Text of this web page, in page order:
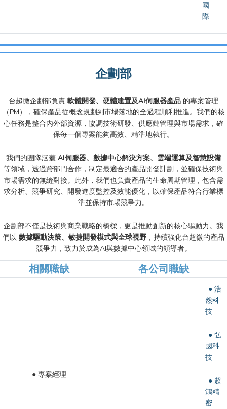
國
際
企劃部
台超微企劃部負責 軟體開發、硬體建置及AI伺服器產品 的專案管理
（PM），確保產品從概念規劃到市場落地的全過程順利推進。我們的核
心任務是整合內外部資源，協調技術研發、供應鏈管理與市場需求，確
保每一個專案能夠高效、精準地執行。
我們的團隊涵蓋 AI伺服器、數據中心解決方案、雲端運算及智慧設備
等領域，透過跨部門合作，制定最適合的產品開發計劃，並確保技術與
市場需求的無縫對接。此外，我們也負責產品的生命周期管理，包含需
求分析、競爭研究、開發進度監控及效能優化，以確保產品符合行業標
準並保持市場競爭力。
企劃部不僅是技術與商業戰略的橋樑，更是推動創新的核心驅動力。我
們以數據驅動決策、敏捷開發模式與全球視野 ，持續強化台超微的產品
競爭力，致力於成為AI與數據中心領域的領導者。
相關職缺 各公司職缺
● 專案經理
● 浩
然科
技
● 弘
國科
技
● 超
鴻精
密